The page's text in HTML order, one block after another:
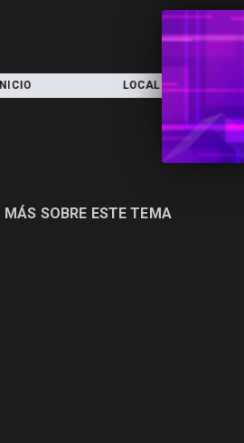
INICIO LOCAL
MÁS SOBRE ESTE TEMA